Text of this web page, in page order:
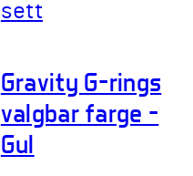
Gravity G-rings
valgbar farge –
Gul